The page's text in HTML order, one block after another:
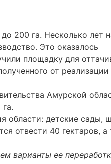
200 га. Несколько лет
Это оказалось
площадку для
от реализации
Амурской
области: детские сады,
отвести 40 гектаров, а
варианты ее